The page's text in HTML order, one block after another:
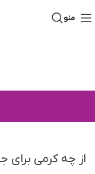
منو
از چه کرمی برای